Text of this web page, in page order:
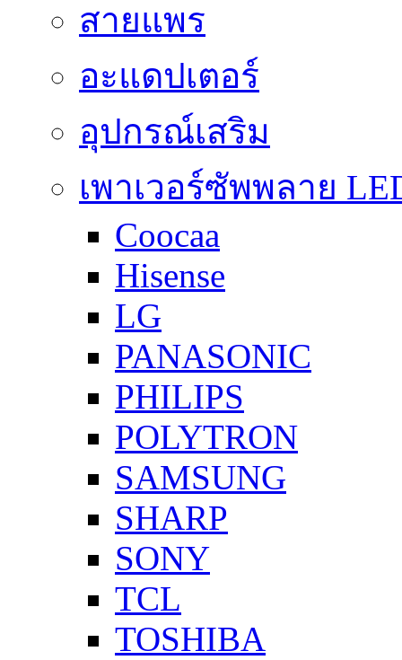
สายแพร
อะแดปเตอร์
อุปกรณ์เสริม
เพาเวอร์ซัพพลาย
Coocaa
Hisense
LG
PANASONIC
PHILIPS
POLYTRON
SAMSUNG
SHARP
SONY
TCL
TOSHIBA